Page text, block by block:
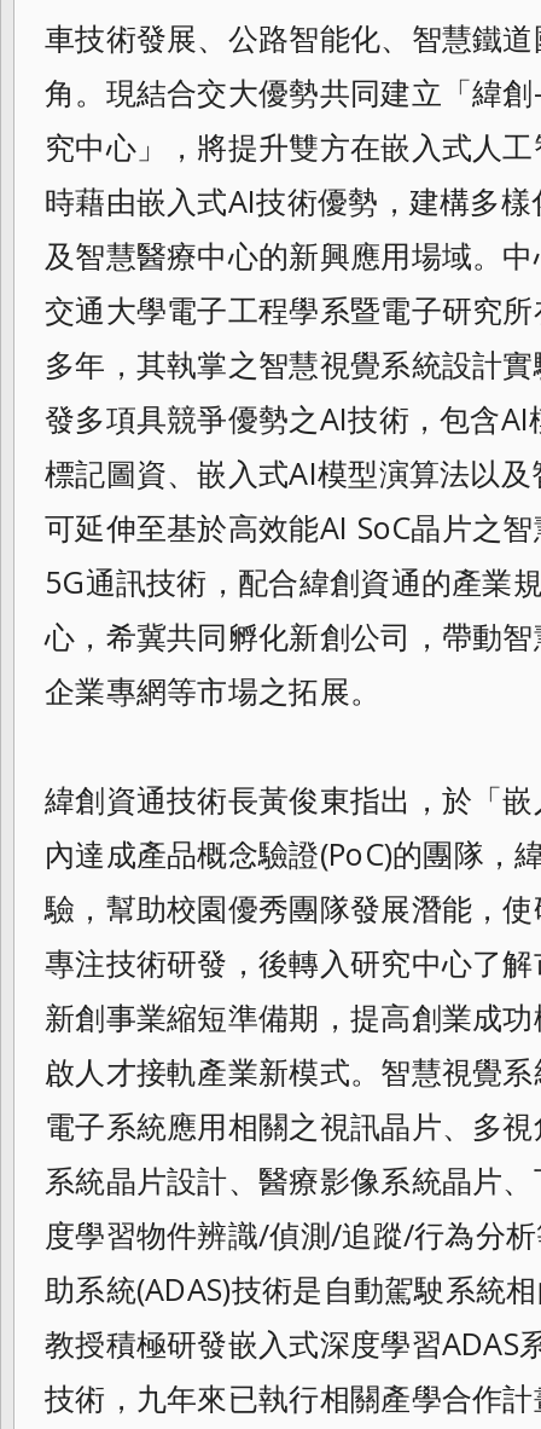
車技術發展、公路智能化、智慧鐵
角。現結合交大優勢共同建立「緯
究中心」，將提升雙方在嵌入式人
時藉由嵌入式AI技術優勢，建構多
及智慧醫療中心的新興應用場域。
交通大學電子工程學系暨電子研究
多年，其執掌之智慧視覺系統設計
發多項具競爭優勢之AI技術，包含
標記圖資、嵌入式AI模型演算法以
可延伸至基於高效能AI SoC晶片之
5G通訊技術，配合緯創資通的產業
心，希冀共同孵化新創公司，帶動
企業專網等市場之拓展。
緯創資通技術長黃俊東指出，於「
內達成產品概念驗證(PoC)的團隊，
驗，幫助校園優秀團隊發展潛能，
專注技術研發，後轉入研究中心了
新創事業縮短準備期，提高創業成
啟人才接軌產業新模式。智慧視覺
電子系統應用相關之視訊晶片、多
系統晶片設計、醫療影像系統晶片
度學習物件辨識/偵測/追蹤/行為分
助系統(ADAS)技術是自動駕駛系統
教授積極研發嵌入式深度學習ADAS
技術，九年來已執行相關產學合作